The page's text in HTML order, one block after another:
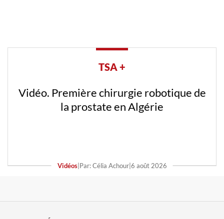
TSA +
Vidéo. Première chirurgie robotique de
la prostate en Algérie
Vidéos| Par: Célia Achour| 6 août 2026